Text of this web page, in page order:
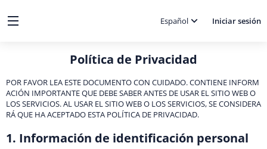
Español Iniciar sesión
Política de Privacidad
POR FAVOR LEA ESTE DOCUMENTO CON CUIDADO. CONTIENE INFORM
ACIÓN IMPORTANTE QUE DEBE SABER ANTES DE USAR EL SITIO WEB O
LOS SERVICIOS. AL USAR EL SITIO WEB O LOS SERVICIOS, SE CONSIDERA
RÁ QUE HA ACEPTADO ESTA POLÍTICA DE PRIVACIDAD.
1. Información de identificación personal